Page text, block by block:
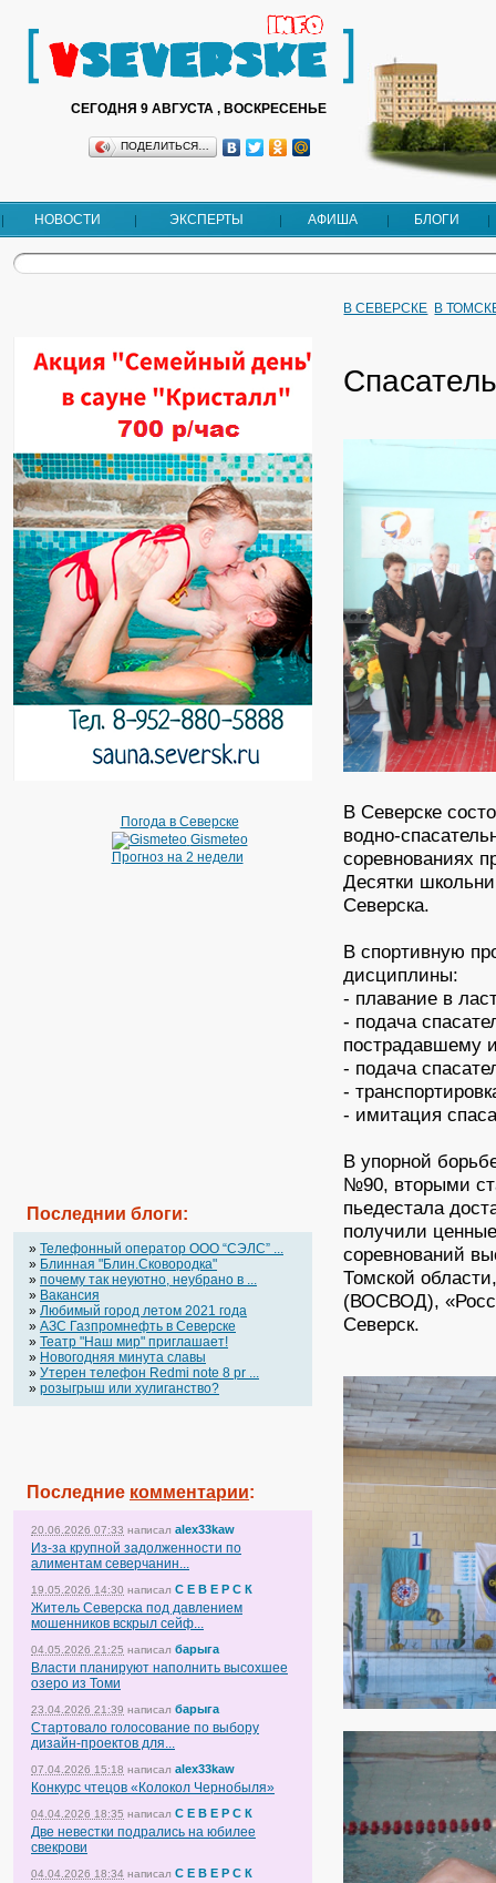
СЕГОДНЯ 9 АВГУСТА , ВОСКРЕСЕНЬЕ
ПОДЕЛИТЬСЯ…
НОВОСТИ ЭКСПЕРТЫ АФИША БЛОГИ
Погода в Северске
Gismeteo
Прогноз на 2 недели
Последнии блоги:
» Телефонный оператор OOO “СЭЛС” ...
» Блинная "Блин.Сковородка"
» почему так неуютно, неубрано в ...
» Вакансия
» Любимый город летом 2021 года
» АЗС Газпромнефть в Северске
» Театр "Наш мир" приглашает!
» Новогодняя минута славы
» Утерен телефон Redmi note 8 pr ...
» розыгрыш или хулиганство?
Последние комментарии:
20.06.2026 07:33 написал alex33kaw
Из-за крупной задолженности по
алиментам северчанин...
19.05.2026 14:30 написал С Е В Е Р С К
Житель Северска под давлением
мошенников вскрыл сейф...
04.05.2026 21:25 написал барыга
Власти планируют наполнить высохшее
озеро из Томи
23.04.2026 21:39 написал барыга
Стартовало голосование по выбору
дизайн-проектов для...
07.04.2026 15:18 написал alex33kaw
Конкурс чтецов «Колокол Чернобыля»
04.04.2026 18:35 написал С Е В Е Р С К
Две невестки подрались на юбилее
свекрови
04.04.2026 18:34 написал С Е В Е Р С К
В СЕВЕРСКЕ В
В Северске
водно-
соревнованиях
Десятки
Северска.
В спортивную
дисциплины:
- плавание в
- подача
пострадавшему
- подача
-
- имитация
В упорной
№90, вторыми
пьедестала
получили
соревнований
Томской
(ВОСВОД),
Северск.